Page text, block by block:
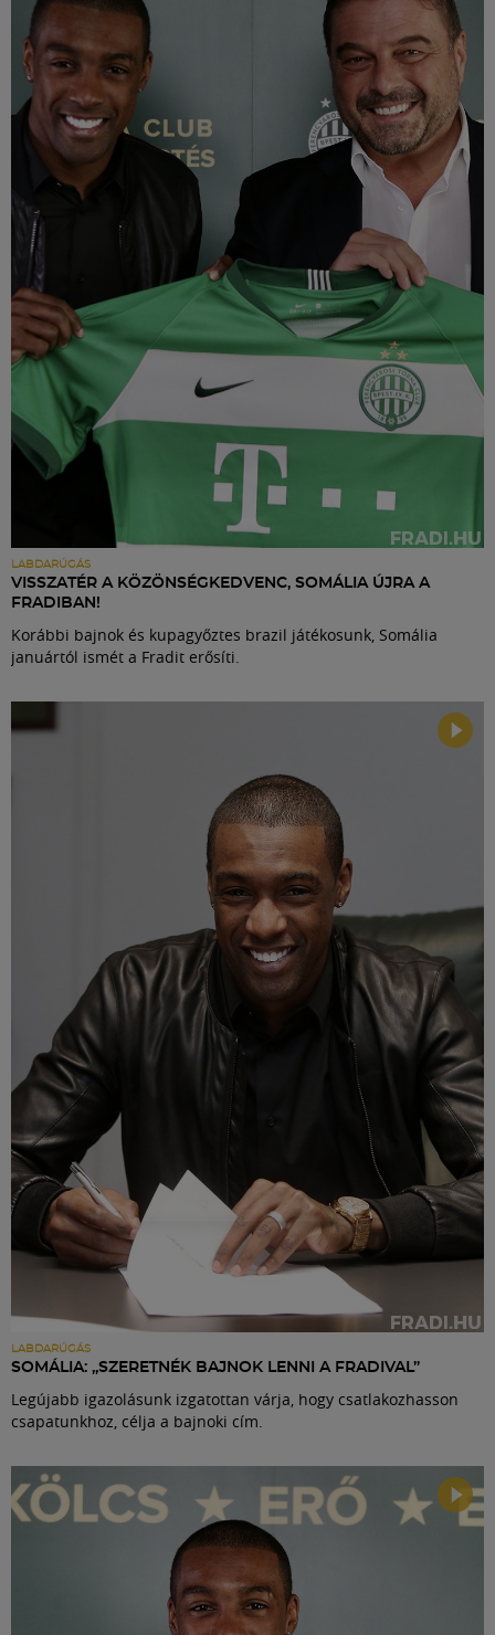
LABDARÚGÁS
VISSZATÉR A KÖZÖNSÉGKEDVENC, SOMÁLIA ÚJRA A
FRADIBAN!
Korábbi bajnok és kupagyőztes brazil játékosunk, Somália
januártól ismét a Fradit erősíti.
LABDARÚGÁS
SOMÁLIA: „SZERETNÉK BAJNOK LENNI A FRADIVAL”
Legújabb igazolásunk izgatottan várja, hogy csatlakozhasson
csapatunkhoz, célja a bajnoki cím.